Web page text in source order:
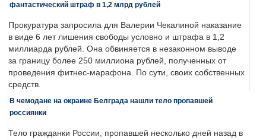
фантастический штраф в 1,2 млрд рублей
Прокуратура запросила для Валерии Чекалиной наказание
в виде 6 лет лишения свободы условно и штрафа в 1,2
миллиарда рублей. Она обвиняется в незаконном выводе
за границу более 250 миллиона рублей, полученных от
проведения фитнес-марафона. По сути, своих собственных
средств.
В чемодане на окраине Белграда нашли тело пропавшей
россиянки
Тело гражданки России, пропавшей несколько дней назад в